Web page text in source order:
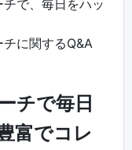
で、毎日をハッ
に関するQ&A
チで毎日
富でコレ